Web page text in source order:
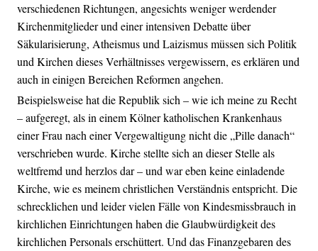
verschiedenen Richtungen, angesichts weniger werdender
Kirchenmitglieder und einer intensiven Debatte über
Säkularisierung, Atheismus und Laizismus müssen sich Politik
und Kirchen dieses Verhältnisses vergewissern, es erklären und
auch in einigen Bereichen Reformen angehen.
Beispielsweise hat die Republik sich – wie ich meine zu Recht
– aufgeregt, als in einem Kölner katholischen Krankenhaus
einer Frau nach einer Vergewaltigung nicht die „Pille danach“
verschrieben wurde. Kirche stellte sich an dieser Stelle als
weltfremd und herzlos dar – und war eben keine einladende
Kirche, wie es meinem christlichen Verständnis entspricht. Die
schrecklichen und leider vielen Fälle von Kindesmissbrauch in
kirchlichen Einrichtungen haben die Glaubwürdigkeit des
kirchlichen Personals erschüttert. Und das Finanzgebaren des